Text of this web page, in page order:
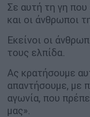
Σε αυτή τη γη που
και οι άνθρωποι
Εκείνοι οι
τους ελπίδα.
Ας κρατήσουμε
απαντήσουμε, με
αγωνία, που
μας».